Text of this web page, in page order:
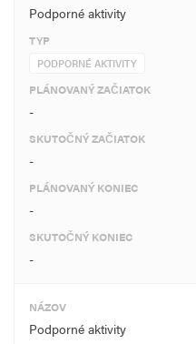
Podporné aktivity
TYP
PODPORNÉ AKTIVITY
PLÁNOVANÝ ZAČIATOK
-
SKUTOČNÝ ZAČIATOK
-
PLÁNOVANÝ KONIEC
-
SKUTOČNÝ KONIEC
-
NÁZOV
Podporné aktivity